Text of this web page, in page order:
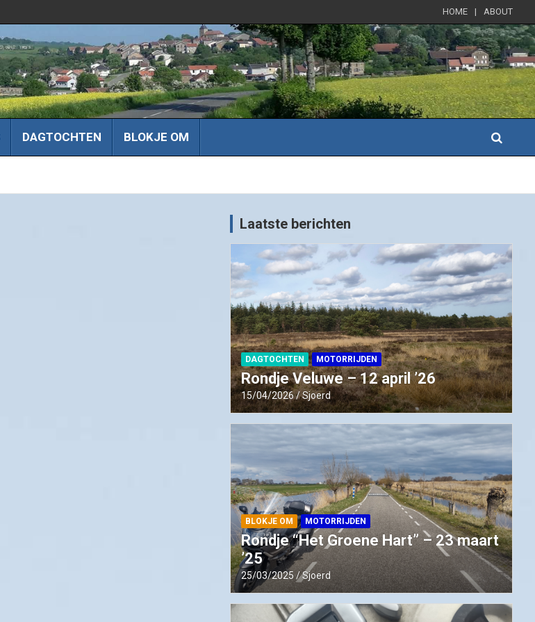
HOME ABOUT
DAGTOCHTEN BLOKJE OM
Laatste berichten
DAGTOCHTEN MOTORRIJDEN
Rondje Veluwe – 12 april ’26
15/04/2026 Sjoerd
BLOKJE OM MOTORRIJDEN
Rondje “Het Groene Hart” – 23 maart
’25
25/03/2025 Sjoerd